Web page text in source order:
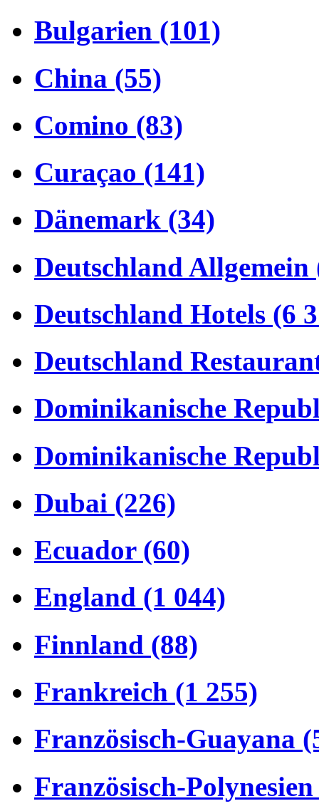
Bulgarien (101)
China (55)
Comino (83)
Curaçao (141)
Dänemark (34)
Deutschland Allgemein
Deutschland Hotels (6
Deutschland
Dominikanische
Dominikanische
Dubai (226)
Ecuador (60)
England (1 044)
Finnland (88)
Frankreich (1 255)
Französisch-Guayana
Französisch-